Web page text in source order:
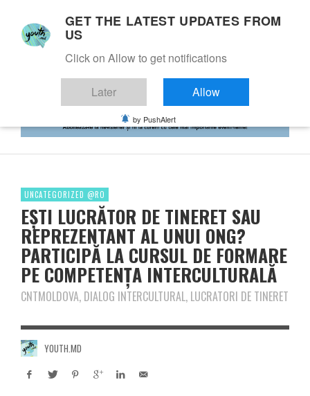
UNCATEGORIZED @RO
EȘTI LUCRĂTOR DE TINERET SAU
REPREZENTANT AL UNUI ONG?
PARTICIPĂ LA CURSUL DE FORMARE
PE COMPETENȚA INTERCULTURALĂ
CNTMOLDOVA, DIALOG INTERCULTURAL, LUCRATORI DE TINERET
YOUTH.MD
GET THE LATEST UPDATES FROM
US
Click on Allow to get notifications
Later Allow
by PushAlert